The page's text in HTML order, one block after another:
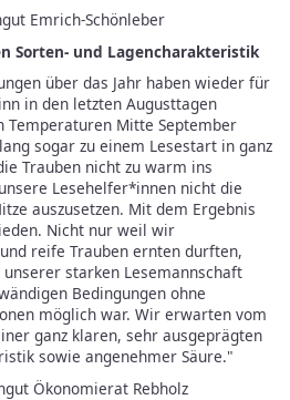
Emrich-Schönleber
Sorten- und Lagencharakteristik
über das Jahr haben wieder für
in den letzten Augusttagen
Mitte September
sogar zu einem Lesestart in ganz
Trauben nicht zu warm ins
Lesehelfer*innen nicht die
auszusetzen. Mit dem Ergebnis
Nicht nur weil wir
reife Trauben ernten durften,
starken Lesemannschaft
Bedingungen ohne
möglich war. Wir erwarten vom
ganz klaren, sehr ausgeprägten
sowie angenehmer Säure."
Ökonomierat Rebholz